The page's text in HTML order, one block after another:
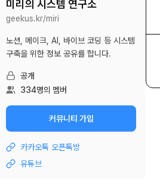
미리의 시스템 연구소
geekus.kr/miri
노션, 메이크, AI, 바이브 코딩 등 시스템
구축을 위한 정보 공유를 합니다.
공개
334명의 멤버
커뮤니티 가입
카카오톡 오픈톡방
유튜브